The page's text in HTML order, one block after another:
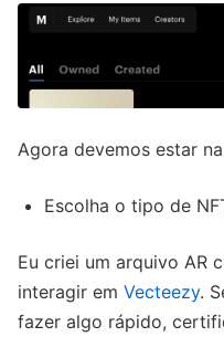
Agora devemos estar
Escolha o tipo de
Eu criei um arquivo AR
interagir em Vecteezy.
fazer algo rápido,